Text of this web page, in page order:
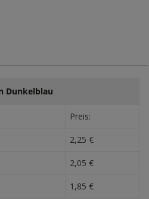
Dunkelblau
Preis:
2,25 €
2,05 €
1,85 €